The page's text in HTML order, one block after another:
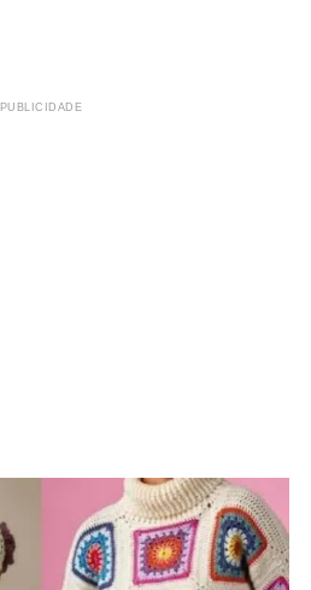
PUBLICIDADE